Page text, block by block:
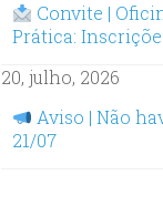
Convite |
Prática:
20, julho, 2026
Aviso | Não
21/07